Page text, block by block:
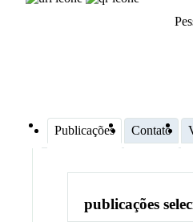
Publicações Contato
publicações